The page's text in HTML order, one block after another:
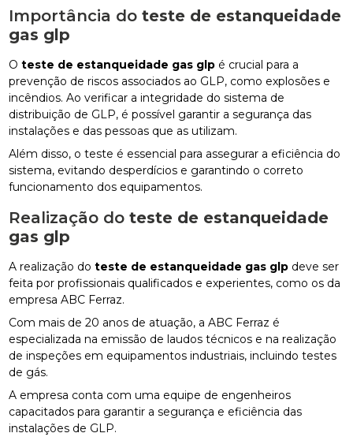
Importância doteste de estanqueidade
gas glp
Oteste de estanqueidade gas glp é crucial para a
prevenção de riscos associados ao GLP, como explosões e
incêndios. Ao verificar a integridade do sistema de
distribuição de GLP, é possível garantir a segurança das
instalações e das pessoas que as utilizam.
Além disso, o teste é essencial para assegurar a eficiência do
sistema, evitando desperdícios e garantindo o correto
funcionamento dos equipamentos.
Realização doteste de estanqueidade
gas glp
A realização doteste de estanqueidade gas glp deve ser
feita por profissionais qualificados e experientes, como os da
empresa ABC Ferraz.
Com mais de 20 anos de atuação, a ABC Ferraz é
especializada na emissão de laudos técnicos e na realização
de inspeções em equipamentos industriais, incluindo testes
de gás.
A empresa conta com uma equipe de engenheiros
capacitados para garantir a segurança e eficiência das
instalações de GLP.